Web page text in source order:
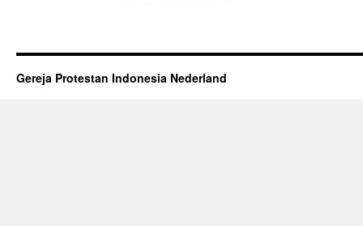
Gereja Protestan Indonesia Nederland